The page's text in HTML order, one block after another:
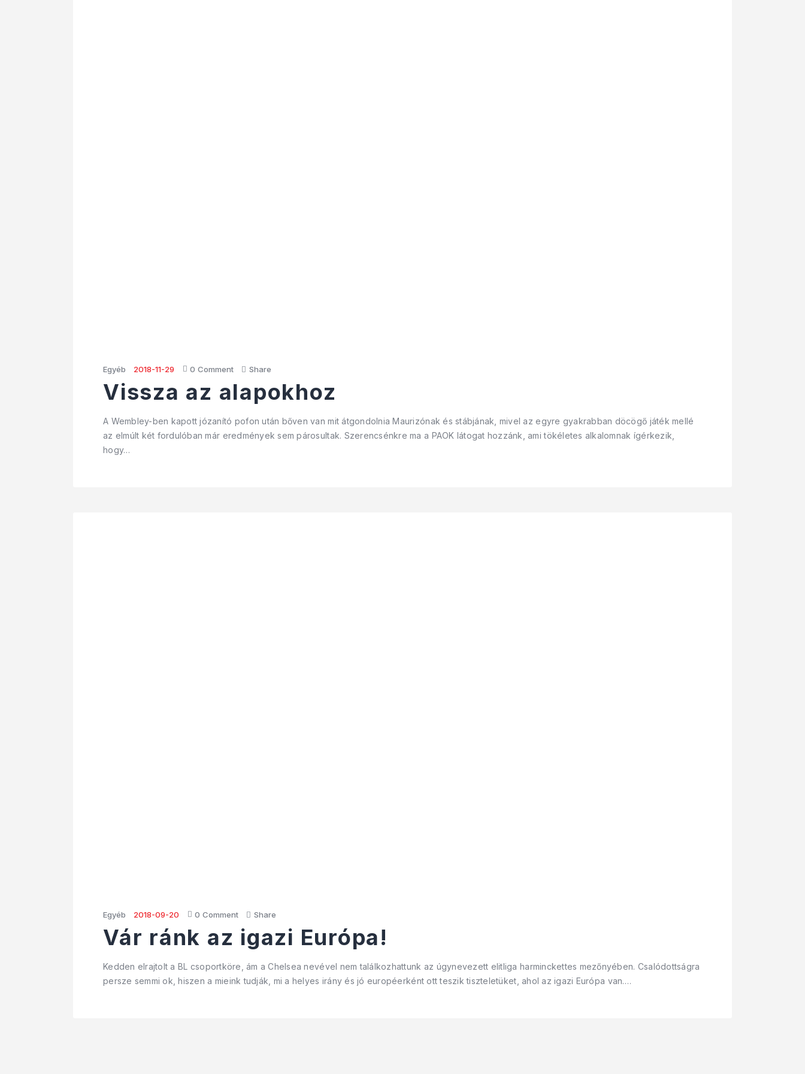
Egyéb 2018-11-29 0 Comment Share
Vissza az alapokhoz
A Wembley-ben kapott józanító pofon után bőven van mit átgondolnia Maurizónak és stábjának, mivel az egyre gyakrabban döcögő játék mellé
az elmúlt két fordulóban már eredmények sem párosultak. Szerencsénkre ma a PAOK látogat hozzánk, ami tökéletes alkalomnak ígérkezik,
hogy…
Egyéb 2018-09-20 0 Comment Share
Vár ránk az igazi Európa!
Kedden elrajtolt a BL csoportköre, ám a Chelsea nevével nem találkozhattunk az úgynevezett elitliga harminckettes mezőnyében. Csalódottságra
persze semmi ok, hiszen a mieink tudják, mi a helyes irány és jó européerként ott teszik tiszteletüket, ahol az igazi Európa van.…